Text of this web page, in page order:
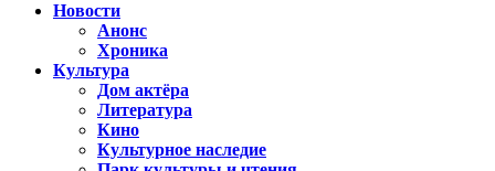
Новости
Анонс
Хроника
Культура
Дом актёра
Литература
Кино
Культурное наследие